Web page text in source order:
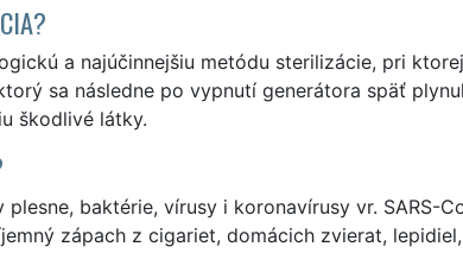
a najúčinnejšiu metódu sterilizácie, pri
sa následne po vypnutí generátora späť
škodlivé látky.
plesne, baktérie, vírusy i koronavírusy vr. SARS-
zápach z cigariet, domácich zvierat,